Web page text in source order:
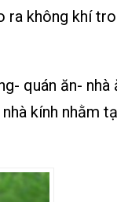
ra không khí
quán ăn- nhà
kính nhằm